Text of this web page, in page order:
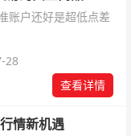
账户还好是超低点差
28
查看详情
情新机遇